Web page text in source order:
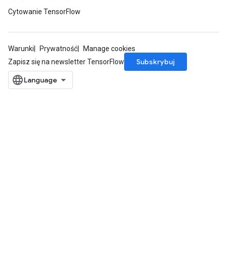
Cytowanie TensorFlow
Warunki Prywatność
Manage cookies
Zapisz się na newsletter TensorFlow
Subskrybuj